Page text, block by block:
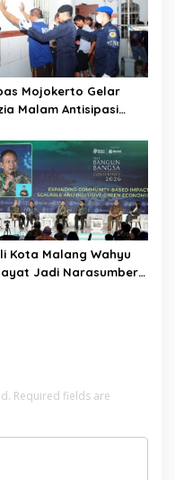
Mojokerto Gelar
Malam Antisipasi
Kota Malang Wahyu
Jadi Narasumber
Required fields are